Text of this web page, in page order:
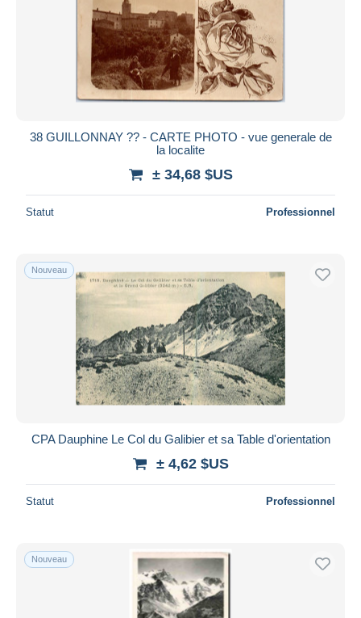
38 GUILLONNAY ?? - CARTE PHOTO - vue generale de
la localite
± 34,68 $US
Statut Professionnel
Nouveau
CPA Dauphine Le Col du Galibier et sa Table d'orientation
± 4,62 $US
Statut Professionnel
Nouveau